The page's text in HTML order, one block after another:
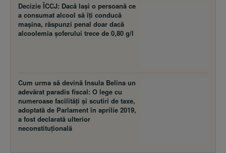
Decizie ÎCCJ: Dacă laşi o persoană ce
a consumat alcool să îţi conducă
maşina, răspunzi penal doar dacă
alcoolemia şoferului trece de 0,80 g/l
Cum urma să devină Insula Belina un
adevărat paradis fiscal: O lege cu
numeroase facilităţi şi scutiri de taxe,
adoptată de Parlament în aprilie 2019,
a fost declarată ulterior
neconstituţională